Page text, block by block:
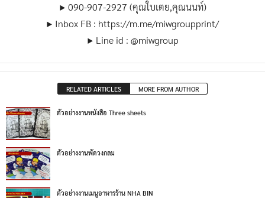
▶ 090-907-2927 (คุณใบเตย,คุณนนท์)
▶ Inbox FB : https://m.me/miwgroupprint/
▶ Line id : @miwgroup
RELATED ARTICLES MORE FROM AUTHOR
ตัวอย่างงานหนังสือ Three sheets
ตัวอย่างงานพัดวงกลม
ตัวอย่างงานเมนูอาหารร้าน NHA BIN